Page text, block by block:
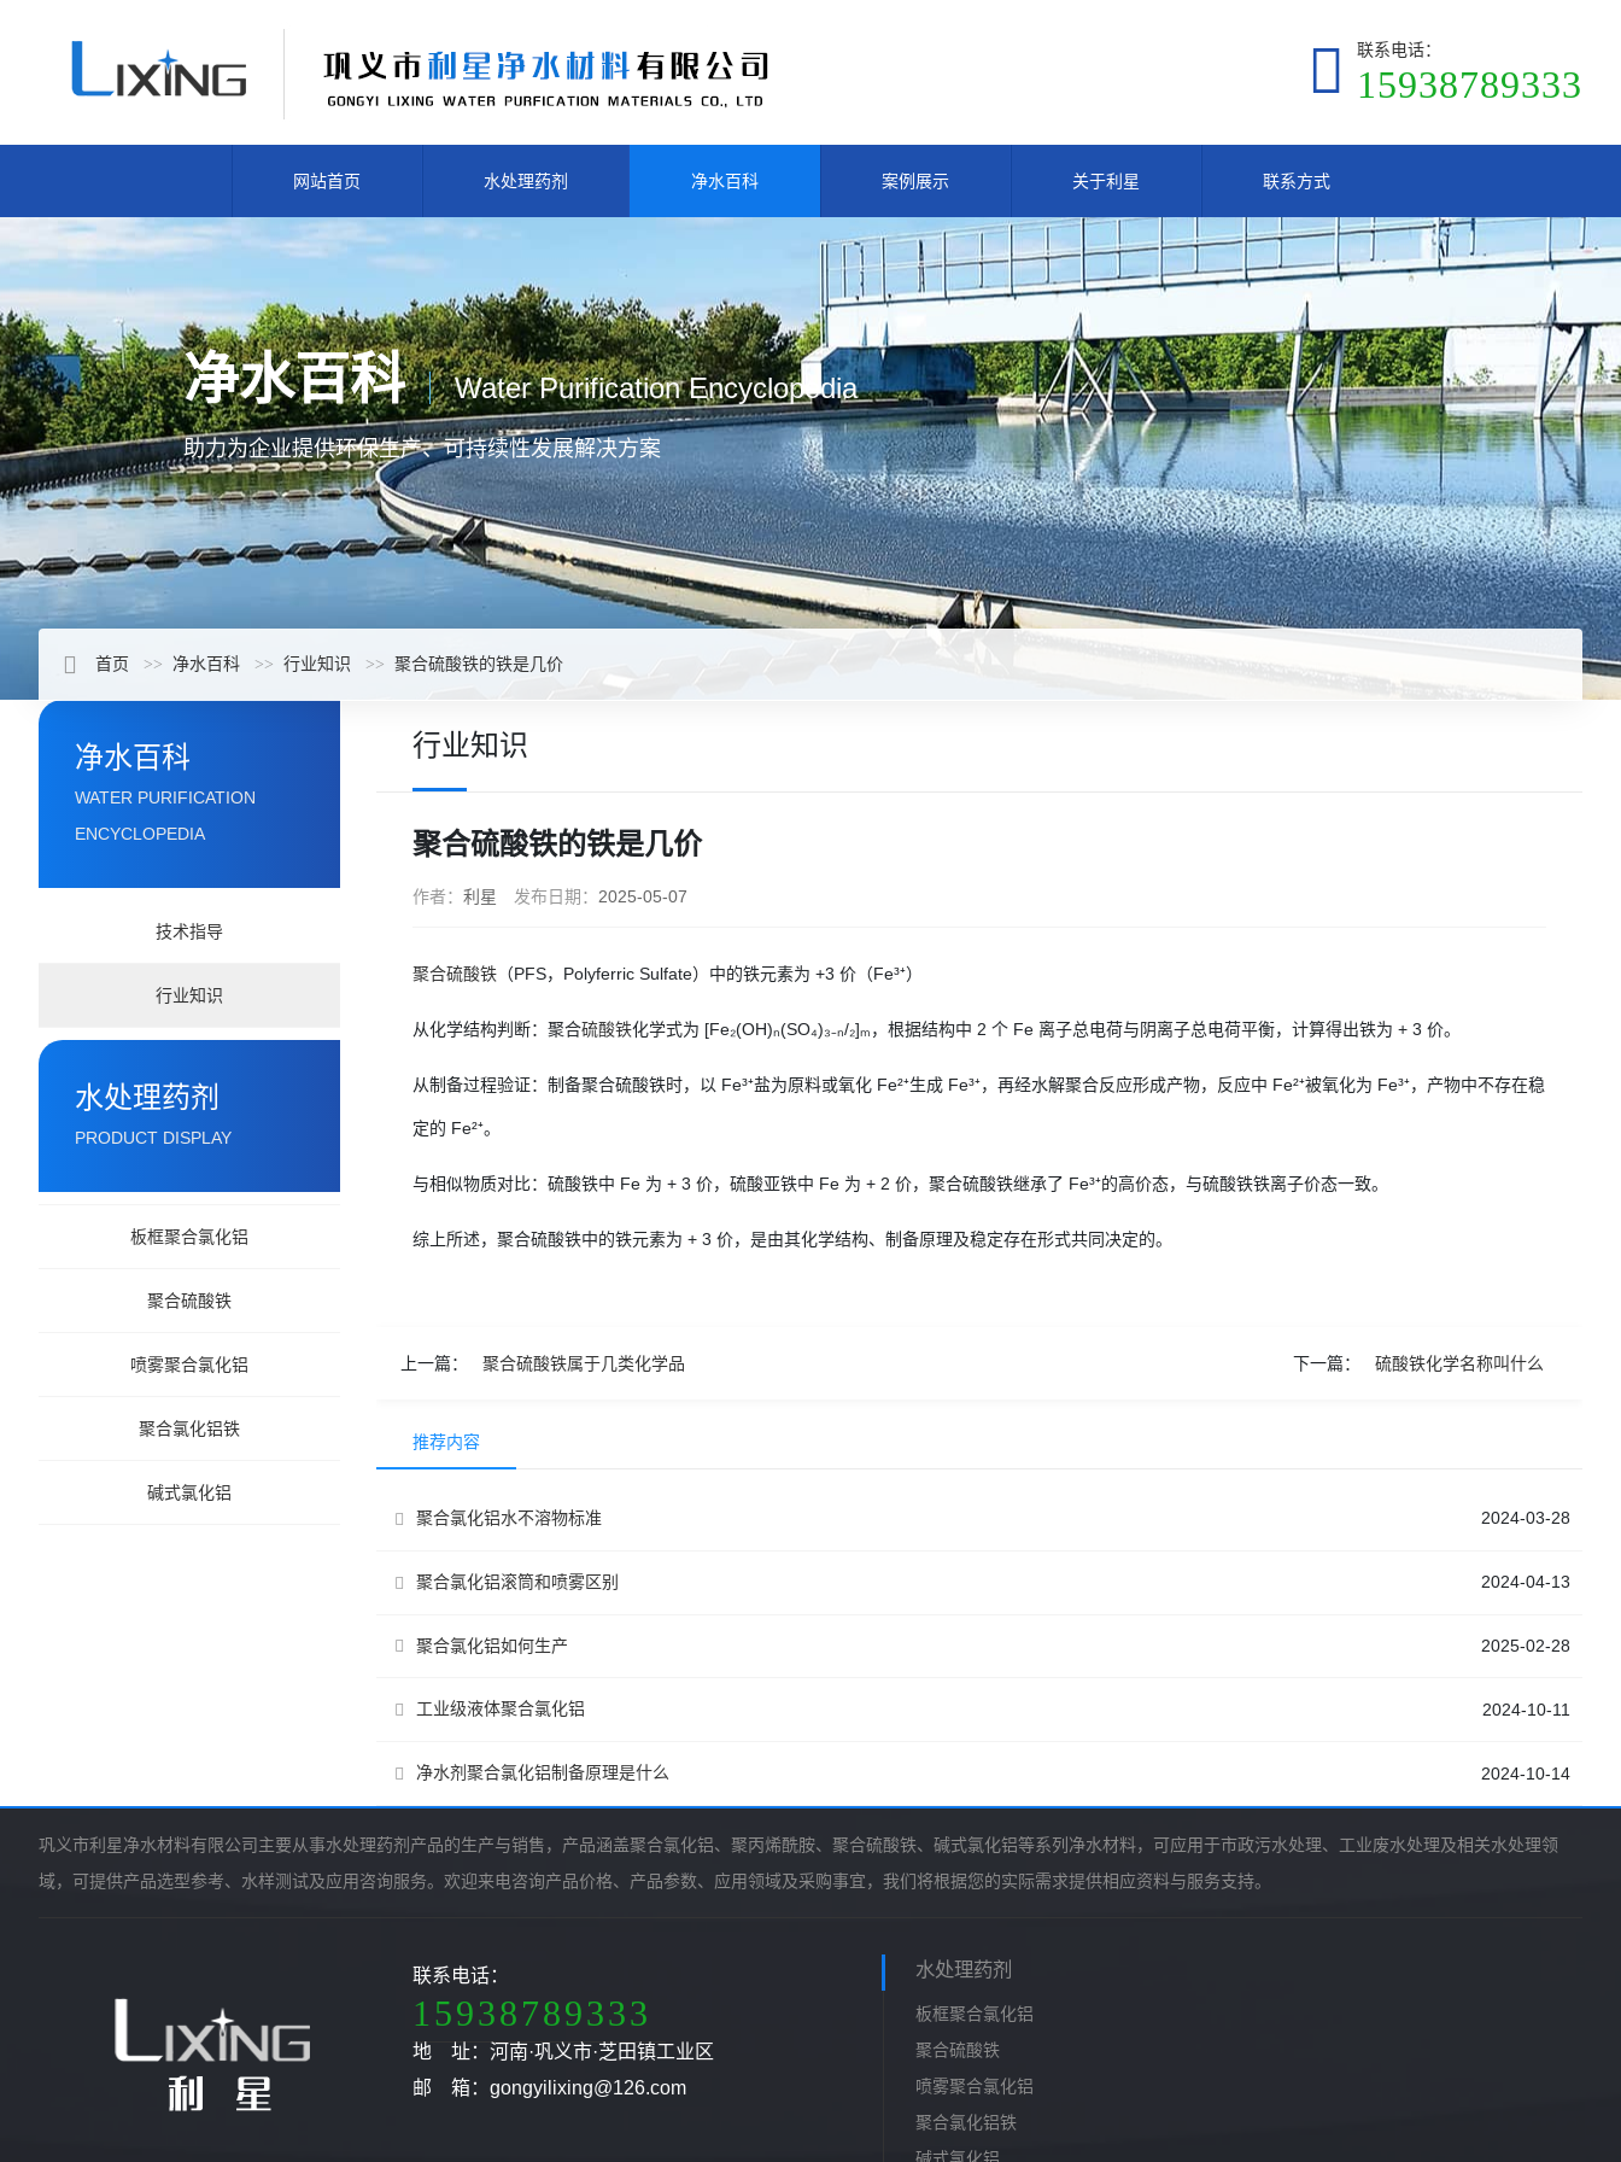
联系电话：
15938789333
网站首页 水处理药剂 净水百科 案例展示 关于利星 联系方式
净水百科 Water Purification Encyclopedia
助力为企业提供环保生产、可持续性发展解决方案
首页 净水百科 行业知识 聚合硫酸铁的铁是几价
净水百科
WATER PURIFICATION
ENCYCLOPEDIA
技术指导
行业知识
水处理药剂
PRODUCT DISPLAY
板框聚合氯化铝
聚合硫酸铁
喷雾聚合氯化铝
聚合氯化铝铁
碱式氯化铝
行业知识
聚合硫酸铁的铁是几价
作者： 利星 发布日期： 2025-05-07
聚合硫酸铁 （PFS，Polyferric Sulfate）中的铁元素为 +3 价（Fe³⁺）
从化学结构判断：聚合硫酸铁化学式为 [Fe₂(OH)ₙ(SO₄)₃₋ₙ/₂]ₘ，根据结构中 2 个 Fe 离子总电荷与阴离子总电荷平衡，计算得出铁为 + 3 价。
从制备过程验证：制备聚合硫酸铁时，以 Fe³⁺盐为原料或氧化 Fe²⁺生成 Fe³⁺，再经水解聚合反应形成产物，反应中 Fe²⁺被氧化为 Fe³⁺，产物中不存在稳
定的 Fe²⁺。
与相似物质对比：硫酸铁中 Fe 为 + 3 价，硫酸亚铁中 Fe 为 + 2 价，聚合硫酸铁继承了 Fe³⁺的高价态，与硫酸铁铁离子价态一致。
综上所述，聚合硫酸铁中的铁元素为 + 3 价，是由其化学结构、制备原理及稳定存在形式共同决定的。
上一篇： 聚合硫酸铁属于几类化学品 下一篇： 硫酸铁化学名称叫什么
推荐内容
聚合氯化铝水不溶物标准 2024-03-28
聚合氯化铝滚筒和喷雾区别 2024-04-13
聚合氯化铝如何生产 2025-02-28
工业级液体聚合氯化铝 2024-10-11
净水剂聚合氯化铝制备原理是什么 2024-10-14
巩义市利星净水材料有限公司主要从事水处理药剂产品的生产与销售，产品涵盖聚合氯化铝、聚丙烯酰胺、聚合硫酸铁、碱式氯化铝等系列净水材料，可应用于市政污水处理、工业废水处理及相关水处理领
域，可提供产品选型参考、水样测试及应用咨询服务。欢迎来电咨询产品价格、产品参数、应用领域及采购事宜，我们将根据您的实际需求提供相应资料与服务支持。
联系电话：
15938789333
地 址：河南·巩义市·芝田镇工业区
邮 箱：gongyilixing@126.com
水处理药剂
板框聚合氯化铝
聚合硫酸铁
喷雾聚合氯化铝
聚合氯化铝铁